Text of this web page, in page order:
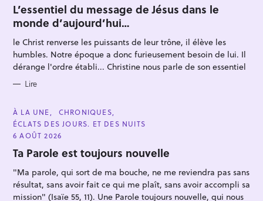
T
E
G
O
R
I
E
S
L’essentiel du message de Jésus dans le
monde d’aujourd’hui…
le Christ renverse les puissants de leur trône, il élève les
humbles. Notre époque a donc furieusement besoin de lui. Il
dérange l'ordre établi... Christine nous parle de son essentiel
Lire
C
A
T
E
G
O
R
E
À LA UNE
CHRONIQUES
ÉCLATS DES JOURS. ET DES NUITS
6 AOÛT 2026
Ta Parole est toujours nouvelle
"Ma parole, qui sort de ma bouche, ne me reviendra pas sans
résultat, sans avoir fait ce qui me plaît, sans avoir accompli sa
mission" (Isaïe 55, 11). Une Parole toujours nouvelle, qui nous
R
e
h
e
r
c
h
e